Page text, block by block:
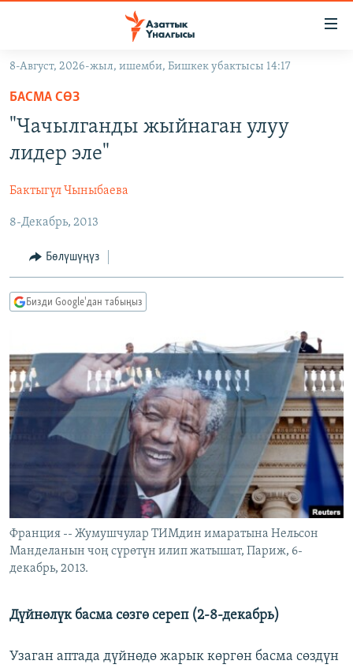
Навигацияга
өтүңүз
Издөөгө
салыңыз
КЫРГЫЗСТАН
ЭКОНОМИКА
МАДАНИЯТ
БОРБОР АЗИЯ
УКРАИНА
АТАЙЫН ИЛИКТӨӨ
ТВ ПРОГРАММАЛАР
БҮГҮН АЗАТТЫКТА
БИЗ ЖАНА ДҮЙНӨ
ЭЖЕ-СИҢДИЛЕР
АЗАТТЫК+
ЫҢГАЙСЫЗ СУРООЛОР
ПОДКАСТ
ӨЗГӨЧӨ ПИКИР
ОНЛАЙН ШЕРИНЕ
ЭЕ/АРнун бардык сайттары
8-Август, 2026-жыл, ишемби, Бишкек убактысы 14:17
БАСМА СӨЗ
"Чачылганды жыйнаган улуу
лидер эле"
Бактыгүл Чыныбаева
8-Декабрь, 2013
Бөлүшүңүз
Бизди Google'дан табыңыз
Франция -- Жумушчулар ТИМдин имаратына Нельсон
Манделанын чоң сүрөтүн илип жатышат, Париж, 6-
декабрь, 2013.
Дүйнөлүк басма сөзгө сереп (2-8-декабрь)
Узаган аптада дүйнөдө жарык көргөн басма сөздүн